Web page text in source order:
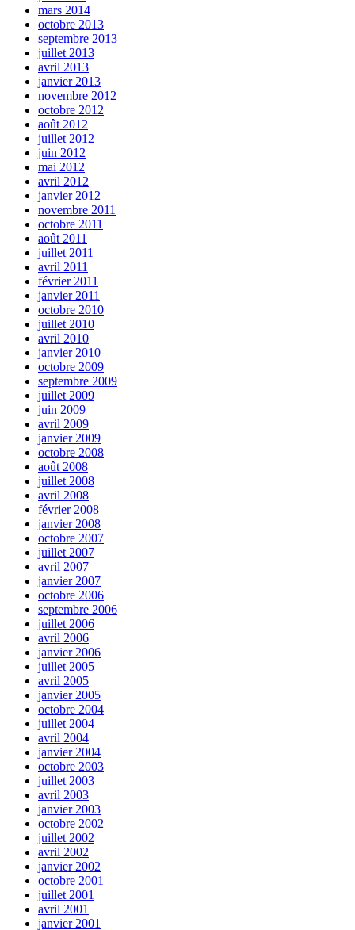
mars 2014
octobre 2013
septembre 2013
juillet 2013
avril 2013
janvier 2013
novembre 2012
octobre 2012
août 2012
juillet 2012
juin 2012
mai 2012
avril 2012
janvier 2012
novembre 2011
octobre 2011
août 2011
juillet 2011
avril 2011
février 2011
janvier 2011
octobre 2010
juillet 2010
avril 2010
janvier 2010
octobre 2009
septembre 2009
juillet 2009
juin 2009
avril 2009
janvier 2009
octobre 2008
août 2008
juillet 2008
avril 2008
février 2008
janvier 2008
octobre 2007
juillet 2007
avril 2007
janvier 2007
octobre 2006
septembre 2006
juillet 2006
avril 2006
janvier 2006
juillet 2005
avril 2005
janvier 2005
octobre 2004
juillet 2004
avril 2004
janvier 2004
octobre 2003
juillet 2003
avril 2003
janvier 2003
octobre 2002
juillet 2002
avril 2002
janvier 2002
octobre 2001
juillet 2001
avril 2001
janvier 2001